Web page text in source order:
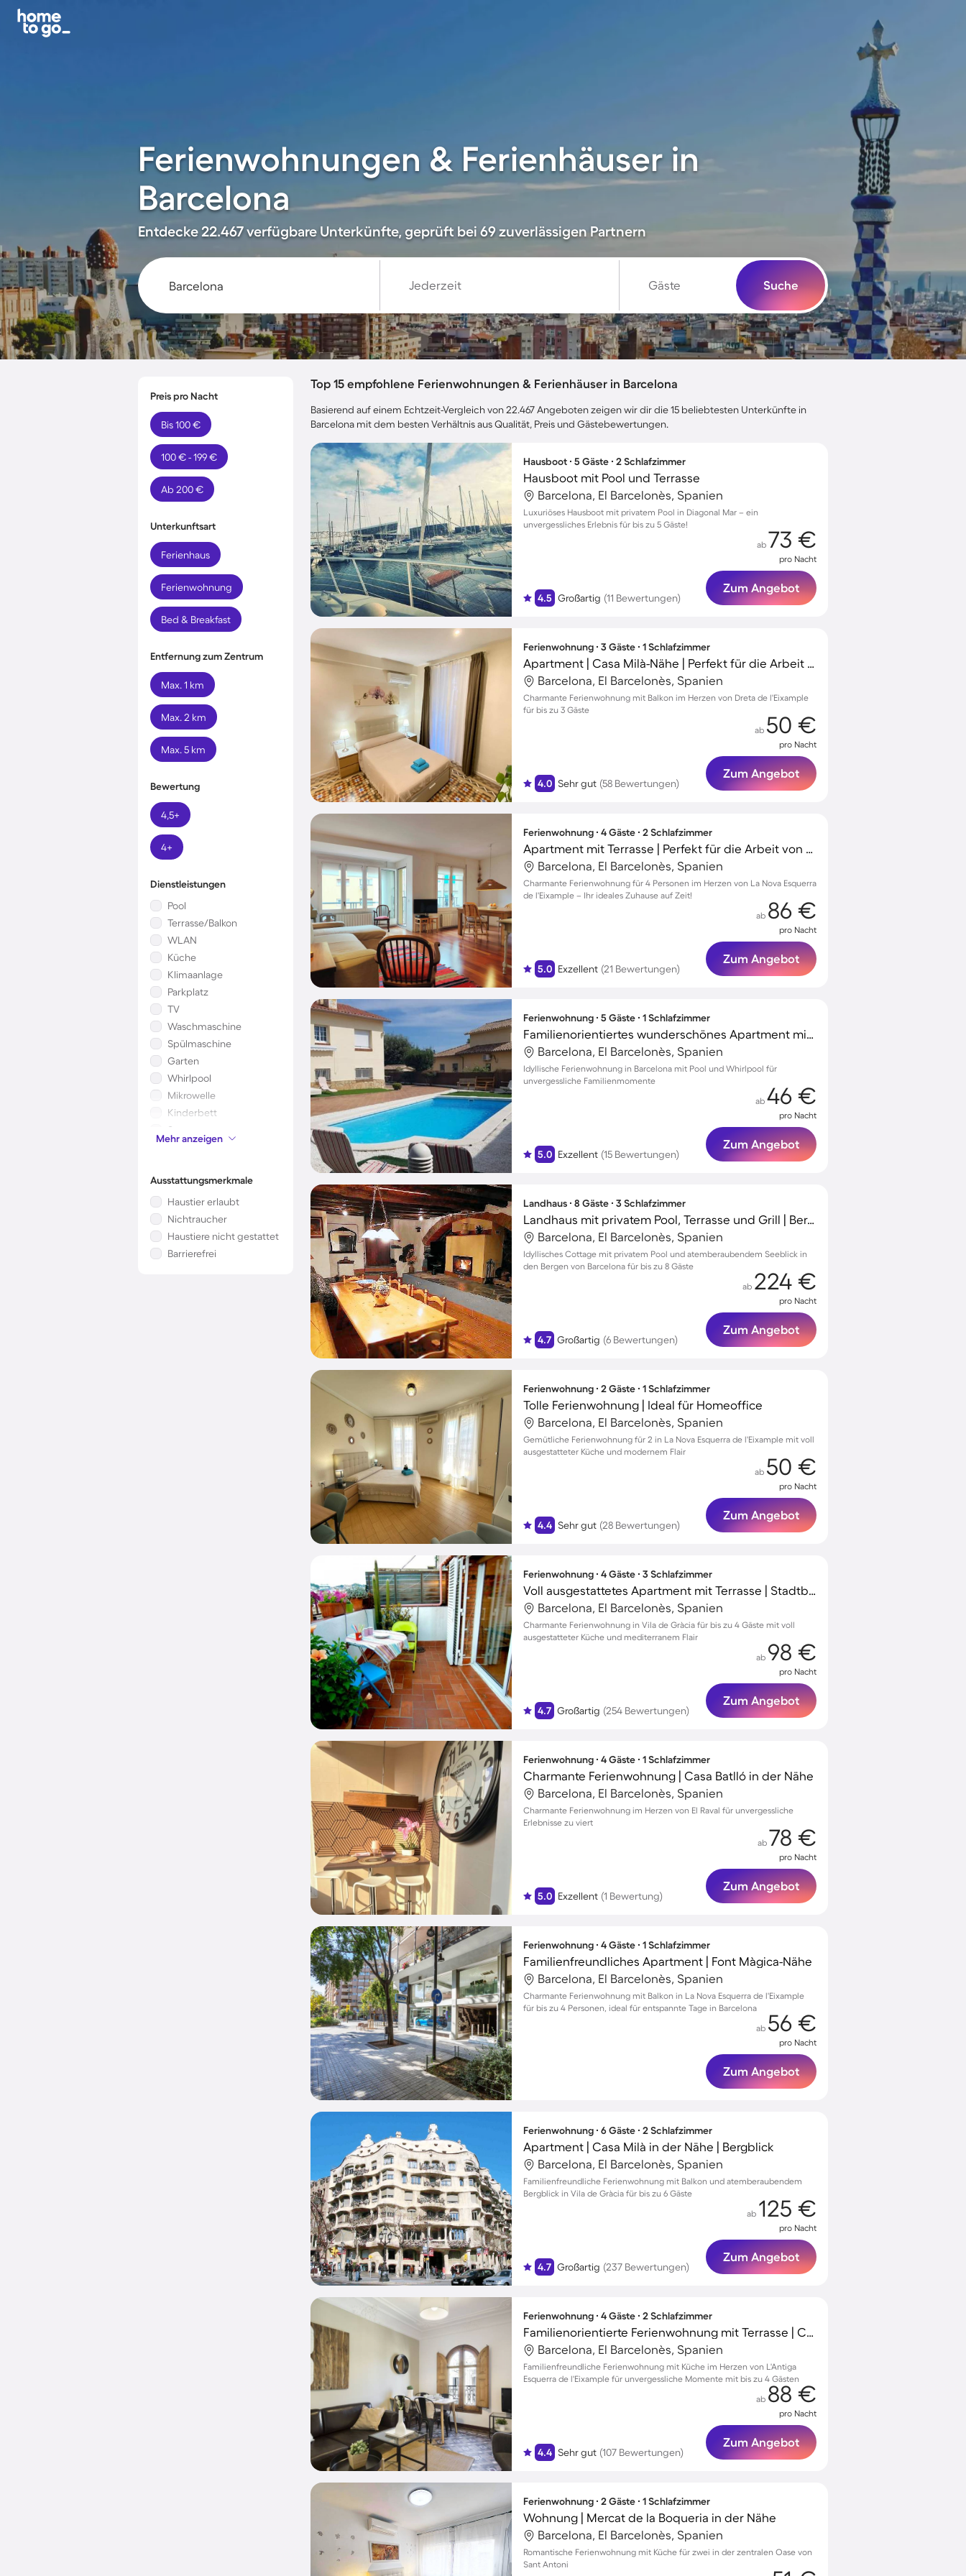
Ferienwohnungen & Ferienhäuser in
Barcelona
Entdecke 22.467 verfügbare Unterkünfte, geprüft bei 69 zuverlässigen Partnern
Jederzeit Gäste Suche
Preis pro Nacht
Bis 100 €
100 € - 199 €
Ab 200 €
Unterkunftsart
Ferienhaus
Ferienwohnung
Bed & Breakfast
Entfernung zum Zentrum
Max. 1 km
Max. 2 km
Max. 5 km
Bewertung
4,5+
4+
Dienstleistungen
Pool
Terrasse/Balkon
WLAN
Küche
Klimaanlage
Parkplatz
TV
Waschmaschine
Spülmaschine
Garten
Whirlpool
Mikrowelle
Kinderbett
Sauna
Kamin/Ofen
Mehr anzeigen
Ausstattungsmerkmale
Haustier erlaubt
Nichtraucher
Haustiere nicht gestattet
Barrierefrei
Top 15 empfohlene Ferienwohnungen & Ferienhäuser in Barcelona
Basierend auf einem Echtzeit-Vergleich von 22.467 Angeboten zeigen wir dir die 15 beliebtesten Unterkünfte in
Barcelona mit dem besten Verhältnis aus Qualität, Preis und Gästebewertungen.
Hausboot ∙ 5 Gäste ∙ 2 Schlafzimmer
Hausboot mit Pool und Terrasse
Barcelona, El Barcelonès, Spanien
Luxuriöses Hausboot mit privatem Pool in Diagonal Mar – ein
unvergessliches Erlebnis für bis zu 5 Gäste!
4.5 Großartig (11 Bewertungen)
ab 73 €
pro Nacht
Zum Angebot
Ferienwohnung ∙ 3 Gäste ∙ 1 Schlafzimmer
Apartment | Casa Milà-Nähe | Perfekt für die Arbeit von Zuhause
Barcelona, El Barcelonès, Spanien
Charmante Ferienwohnung mit Balkon im Herzen von Dreta de l'Eixample
für bis zu 3 Gäste
4.0 Sehr gut (58 Bewertungen)
ab 50 €
pro Nacht
Zum Angebot
Ferienwohnung ∙ 4 Gäste ∙ 2 Schlafzimmer
Apartment mit Terrasse | Perfekt für die Arbeit von Zuhause
Barcelona, El Barcelonès, Spanien
Charmante Ferienwohnung für 4 Personen im Herzen von La Nova Esquerra
de l'Eixample – Ihr ideales Zuhause auf Zeit!
5.0 Exzellent (21 Bewertungen)
ab 86 €
pro Nacht
Zum Angebot
Ferienwohnung ∙ 5 Gäste ∙ 1 Schlafzimmer
Familienorientiertes wunderschönes Apartment mit Pool, Grill und Whirlpool
Barcelona, El Barcelonès, Spanien
Idyllische Ferienwohnung in Barcelona mit Pool und Whirlpool für
unvergessliche Familienmomente
5.0 Exzellent (15 Bewertungen)
ab 46 €
pro Nacht
Zum Angebot
Landhaus ∙ 8 Gäste ∙ 3 Schlafzimmer
Landhaus mit privatem Pool, Terrasse und Grill | Bergblick
Barcelona, El Barcelonès, Spanien
Idyllisches Cottage mit privatem Pool und atemberaubendem Seeblick in
den Bergen von Barcelona für bis zu 8 Gäste
4.7 Großartig (6 Bewertungen)
ab 224 €
pro Nacht
Zum Angebot
Ferienwohnung ∙ 2 Gäste ∙ 1 Schlafzimmer
Tolle Ferienwohnung | Ideal für Homeoffice
Barcelona, El Barcelonès, Spanien
Gemütliche Ferienwohnung für 2 in La Nova Esquerra de l'Eixample mit voll
ausgestatteter Küche und modernem Flair
4.4 Sehr gut (28 Bewertungen)
ab 50 €
pro Nacht
Zum Angebot
Ferienwohnung ∙ 4 Gäste ∙ 3 Schlafzimmer
Voll ausgestattetes Apartment mit Terrasse | Stadtblick
Barcelona, El Barcelonès, Spanien
Charmante Ferienwohnung in Vila de Gràcia für bis zu 4 Gäste mit voll
ausgestatteter Küche und mediterranem Flair
4.7 Großartig (254 Bewertungen)
ab 98 €
pro Nacht
Zum Angebot
Ferienwohnung ∙ 4 Gäste ∙ 1 Schlafzimmer
Charmante Ferienwohnung | Casa Batlló in der Nähe
Barcelona, El Barcelonès, Spanien
Charmante Ferienwohnung im Herzen von El Raval für unvergessliche
Erlebnisse zu viert
5.0 Exzellent (1 Bewertung)
ab 78 €
pro Nacht
Zum Angebot
Ferienwohnung ∙ 4 Gäste ∙ 1 Schlafzimmer
Familienfreundliches Apartment | Font Màgica-Nähe
Barcelona, El Barcelonès, Spanien
Charmante Ferienwohnung mit Balkon in La Nova Esquerra de l'Eixample
für bis zu 4 Personen, ideal für entspannte Tage in Barcelona
ab 56 €
pro Nacht
Zum Angebot
Ferienwohnung ∙ 6 Gäste ∙ 2 Schlafzimmer
Apartment | Casa Milà in der Nähe | Bergblick
Barcelona, El Barcelonès, Spanien
Familienfreundliche Ferienwohnung mit Balkon und atemberaubendem
Bergblick in Vila de Gràcia für bis zu 6 Gäste
4.7 Großartig (237 Bewertungen)
ab 125 €
pro Nacht
Zum Angebot
Ferienwohnung ∙ 4 Gäste ∙ 2 Schlafzimmer
Familienorientierte Ferienwohnung mit Terrasse | Casa Milà in der Nähe | Stadtblick
Barcelona, El Barcelonès, Spanien
Familienfreundliche Ferienwohnung mit Küche im Herzen von L'Antiga
Esquerra de l'Eixample für unvergessliche Momente mit bis zu 4 Gästen
4.4 Sehr gut (107 Bewertungen)
ab 88 €
pro Nacht
Zum Angebot
Ferienwohnung ∙ 2 Gäste ∙ 1 Schlafzimmer
Wohnung | Mercat de la Boqueria in der Nähe
Barcelona, El Barcelonès, Spanien
Romantische Ferienwohnung mit Küche für zwei in der zentralen Oase von
Sant Antoni